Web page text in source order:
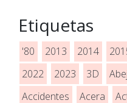
Etiquetas
'80 2013 2014
2022
2023 3D
Accidentes
Acera